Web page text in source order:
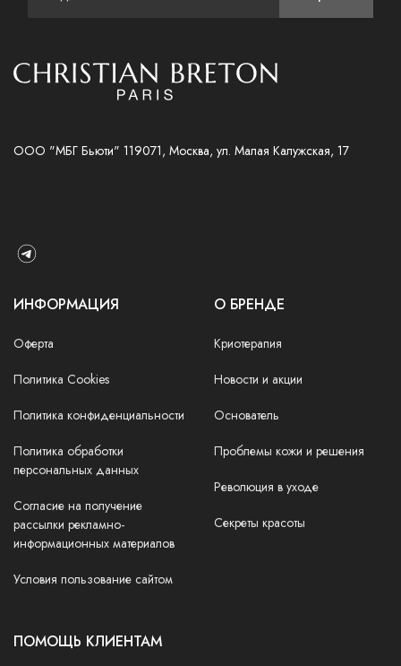
ООО "МБГ Бьюти" 119071, Москва, ул. Малая Калужская, 17
ИНФОРМАЦИЯ
Оферта
Политика Cookies
Политика конфиденциальности
Политика обработки
персональных данных
Согласие на получение
рассылки рекламно-
информационных материалов
Условия пользование сайтом
О БРЕНДЕ
Криотерапия
Новости и акции
Основатель
Проблемы кожи и решения
Революция в уходе
Секреты красоты
ПОМОЩЬ КЛИЕНТАМ